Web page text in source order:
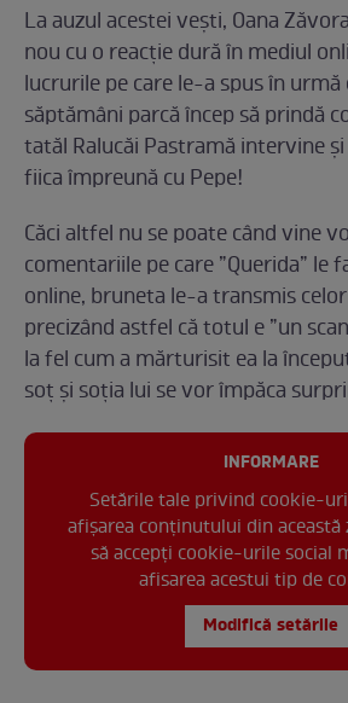
La auzul acestei vești, Oana
nou cu o reacție dură în mediul
lucrurile pe care le-a spus în
săptămâni parcă încep să prindă
tatăl Ralucăi Pastramă intervine
fiica împreună cu Pepe!
Căci altfel nu se poate când vine
comentariile pe care ”Querida” le
online, bruneta le-a transmis
precizând astfel că totul e ”un
la fel cum a mărturisit ea la
soț și soția lui se vor împăca
INFORMARE
Setările tale privind cookie-
afișarea conținutului din această
să accepți cookie-urile social
afisarea acestui tip de
Modifică setările